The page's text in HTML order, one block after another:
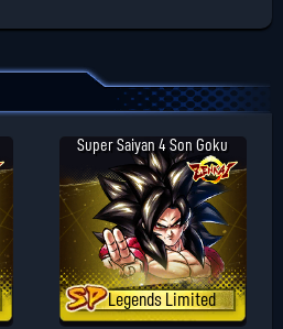
Super Saiyan 4 Son Goku
Legends Limited